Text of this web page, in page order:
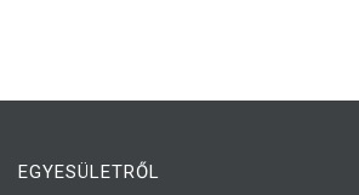
EGYESÜLETRŐL